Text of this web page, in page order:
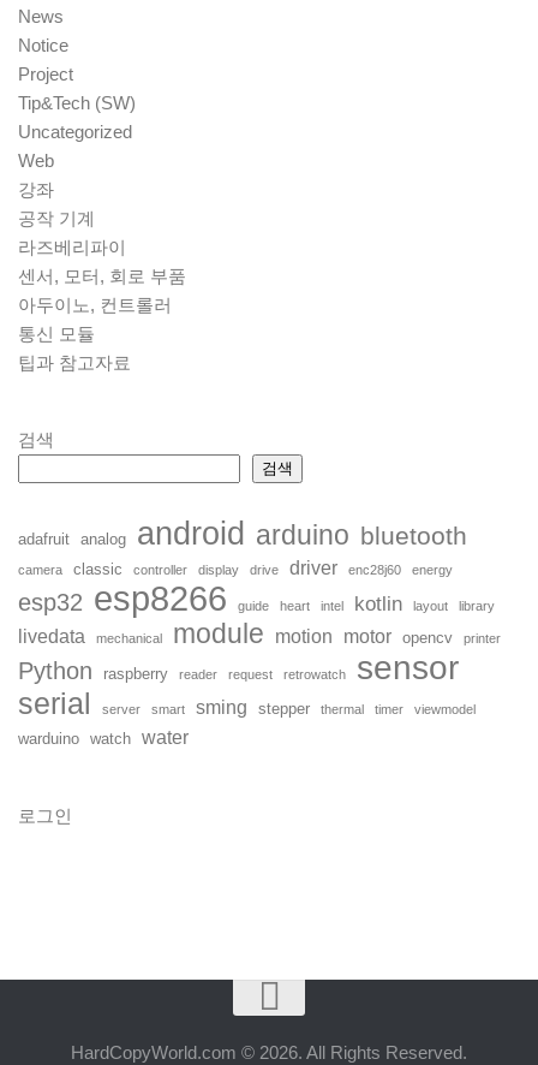
News
Notice
Project
Tip&Tech (SW)
Uncategorized
Web
강좌
공작 기계
라즈베리파이
센서, 모터, 회로 부품
아두이노, 컨트롤러
통신 모듈
팁과 참고자료
검색
검색
adafruit analog android arduino bluetooth
camera classic controller display drive driver enc28j60 energy
esp32 esp8266 guide heart intel kotlin layout library
livedata mechanical module motion motor opencv printer
Python raspberry reader request retrowatch sensor
serial server smart sming stepper thermal timer viewmodel
warduino watch water
로그인
HardCopyWorld.com © 2026. All Rights Reserved.